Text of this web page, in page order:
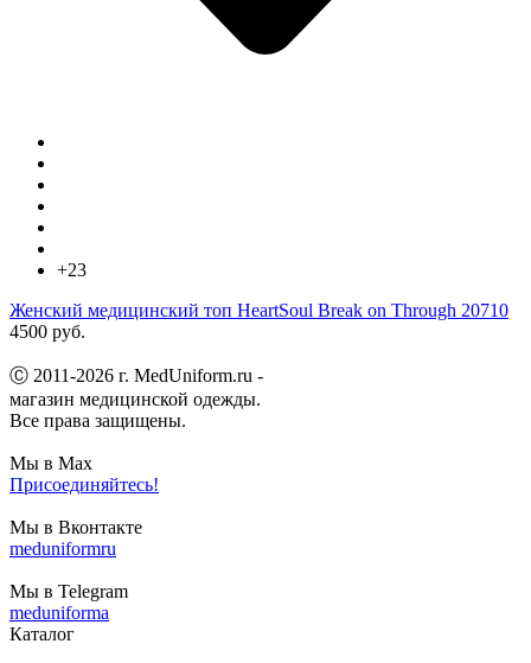
+23
Женский медицинский топ HeartSoul Break on Through 20710
4500 руб.
Ⓒ 2011-2026 г. MedUniform.ru -
магазин медицинской одежды.
Все права защищены.
Мы в Max
Присоединяйтесь!
Мы в Вконтакте
meduniformru
Мы в Telegram
meduniforma
Каталог